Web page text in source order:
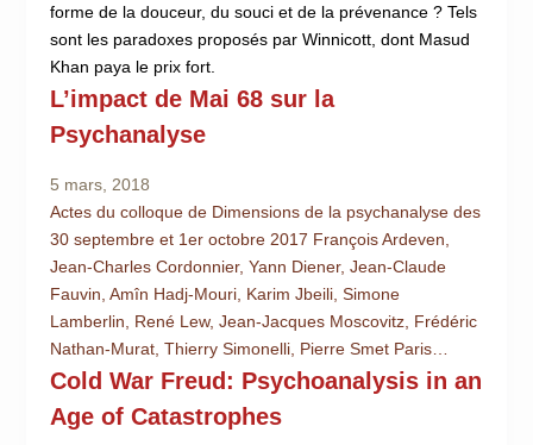
forme de la douceur, du souci et de la prévenance ? Tels
sont les paradoxes proposés par Winnicott, dont Masud
Khan paya le prix fort.
L’impact de Mai 68 sur la
Psychanalyse
5 mars, 2018
Actes du colloque de Dimensions de la psychanalyse des
30 septembre et 1er octobre 2017 François Ardeven,
Jean-Charles Cordonnier, Yann Diener, Jean-Claude
Fauvin, Amîn Hadj-Mouri, Karim Jbeili, Simone
Lamberlin, René Lew, Jean-Jacques Moscovitz, Frédéric
Nathan-Murat, Thierry Simonelli, Pierre Smet Paris…
Cold War Freud: Psychoanalysis in an
Age of Catastrophes